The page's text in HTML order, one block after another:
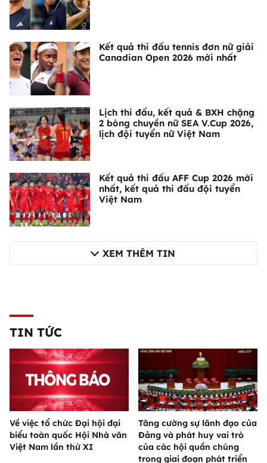
Kết quả thi đấu tennis đơn nữ giải
Canadian Open 2026 mới nhất
Lịch thi đấu, kết quả & BXH chặng
2 bóng chuyền nữ SEA V.Cup 2026,
lịch đội tuyển nữ Việt Nam
Kết quả thi đấu AFF Cup 2026 mới
nhất, kết quả thi đấu đội tuyển
Việt Nam
XEM THÊM TIN
TIN TỨC
Về việc tổ chức Đại hội đại
biểu toàn quốc Hội Nhà văn
Việt Nam lần thứ XI
Tăng cường sự lãnh đạo của
Đảng và phát huy vai trò
của các hội quần chúng
trong giai đoạn phát triển